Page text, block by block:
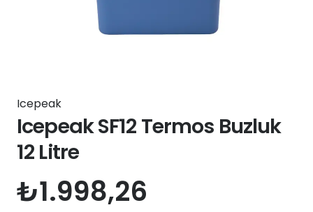
Icepeak
Icepeak SF12 Termos Buzluk
12 Litre
₺1.998,26